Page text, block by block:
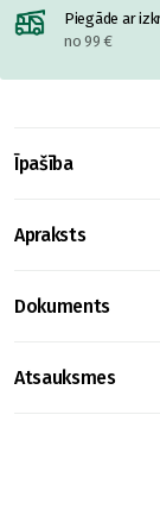
Piegāde ar
no 99 €
Īpašība
Apraksts
Dokuments
Atsauksmes